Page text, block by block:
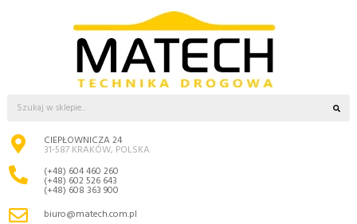
CIEPŁOWNICZA 24
31-587 KRAKÓW, POLSKA
(+48) 604 460 260
(+48) 602 526 643
(+48) 608 363 900
biuro@matech.com.pl